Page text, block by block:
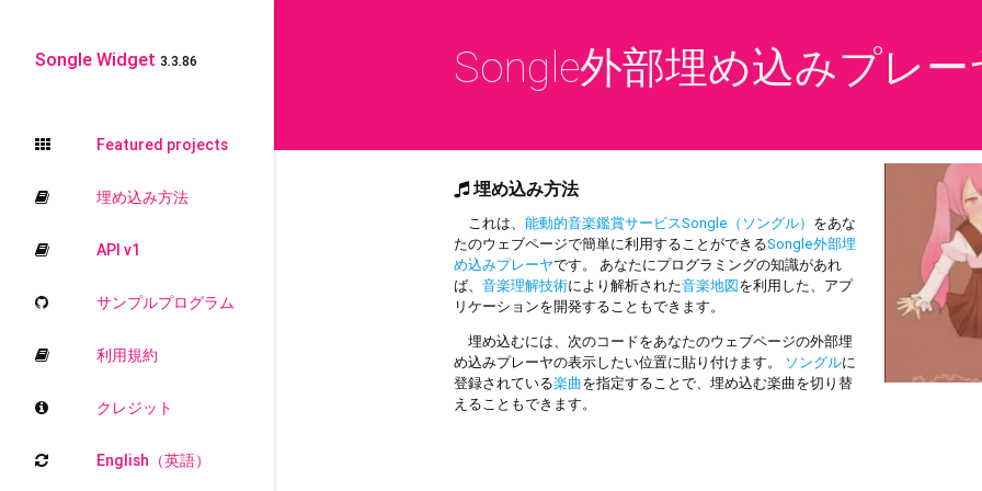
Songle Widget 3.3.86
Featured projects
埋め込み方法
API v1
サンプルプログラム
利用規約
クレジット
English（英語）
Songle外部埋め込みプレー
埋め込み方法
これは、能動的音楽鑑賞サービスSongle（ソングル） をあな
たのウェブページで簡単に利用することができるSongle外部埋
め込みプレーヤです。 あなたにプログラミングの知識があれ
ば、音楽理解技術により解析された音楽地図を利用した、アプ
リケーションを開発することもできます。
埋め込むには、次のコードをあなたのウェブページの外部埋
め込みプレーヤの表示したい位置に貼り付けます。
ソングルに
登録されている楽曲を指定することで、埋め込む楽曲を切り替
えることもできます。